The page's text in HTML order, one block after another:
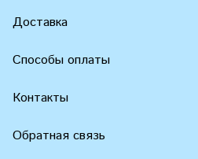
Доставка
Способы оплаты
Контакты
Обратная связь